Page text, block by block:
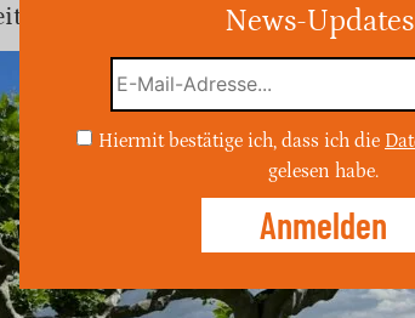
nehmen im Laufe des Tages zu.
News-
Hiermit bestätige ich, dass ich die
gelesen habe.